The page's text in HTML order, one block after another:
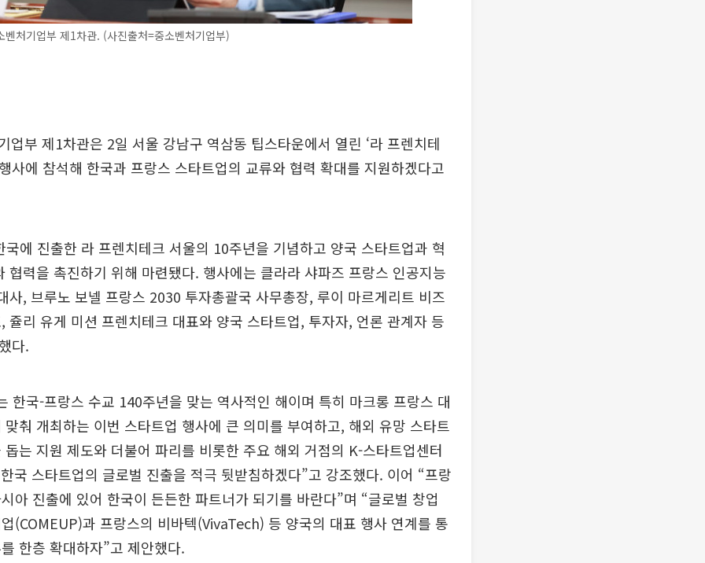
처기업부 제1차관. (사진출처=중소벤처기업부)
업부 제1차관은 2일 서울 강남구 역삼동 팁스타운에서 열린 ‘라 프렌치테
사에 참석해 한국과 프랑스 스타트업의 교류와 협력 확대를 지원하겠다고
에 진출한 라 프렌치테크 서울의 10주년을 기념하고 양국 스타트업과 혁
협력을 촉진하기 위해 마련됐다. 행사에는 클라라 샤파즈 프랑스 인공지능
사, 브루노 보넬 프랑스 2030 투자총괄국 사무총장, 루이 마르게리트 비즈
쥴리 유게 미션 프렌치테크 대표와 양국 스타트업, 투자자, 언론 관계자 등
다.
한국-프랑스 수교 140주년을 맞는 역사적인 해이며 특히 마크롱 프랑스 대
춰 개최하는 이번 스타트업 행사에 큰 의미를 부여하고, 해외 유망 스타트
는 지원 제도와 더불어 파리를 비롯한 주요 해외 거점의 K-스타트업센터
국 스타트업의 글로벌 진출을 적극 뒷받침하겠다”고 강조했다. 이어 “프랑
아 진출에 있어 한국이 든든한 파트너가 되기를 바란다”며 “글로벌 창업
(COMEUP)과 프랑스의 비바텍(VivaTech) 등 양국의 대표 행사 연계를 통
한층 확대하자”고 제안했다.